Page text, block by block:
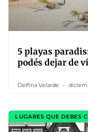
5 playas
podés dejar de
Delfina Velarde
LUGARES QUE DEBES